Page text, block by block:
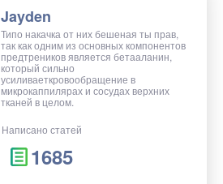
Jayden
Типо накачка от них бешеная ты прав,
так как одним из основных компонентов
предтреников является бетааланин,
который сильно
усиливаеткровообращение в
микрокаппилярах и сосудах верхних
тканей в целом.
Написано статей
1685